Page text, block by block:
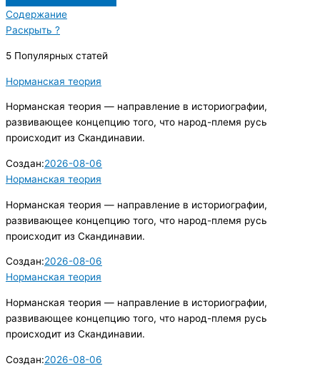
Содержание
Раскрыть ?
5 Популярных статей
Норманская теория
Норманская теория — направление в историографии,
развивающее концепцию того, что народ-племя русь
происходит из Скандинавии.
Создан:2026-08-06
Норманская теория
Норманская теория — направление в историографии,
развивающее концепцию того, что народ-племя русь
происходит из Скандинавии.
Создан:2026-08-06
Норманская теория
Норманская теория — направление в историографии,
развивающее концепцию того, что народ-племя русь
происходит из Скандинавии.
Создан:2026-08-06